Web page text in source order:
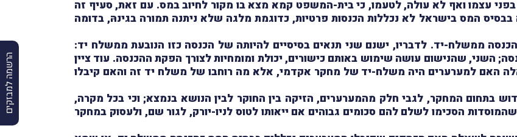
הרשמה למבזקים
עצמו ואף לא עולה, לטעמו, כי בית-המשפט קמא מצא בו מקור לחיוב במס. עם זאת, סעיף זה
המס בישראל לא נכללות הכנסות פרטיות, כדוגמת מלגה שלא ניתנה תמורה בגינהּ, בדומה
ממשלח-יד. לדבריו, ישנם שני תנאים בסיסיים להיותה של הכנסה כזו הנובעת ממשלח יד:
השני, שהנישום עושה שימוש באותם כישורים, יכולת ומומחיות לצורך הפקת ההכנסה. עוד ציין
האם למערערים היה משלח-יד של מחקר אקדמי, אלא מה רוחבו של משלח יד זה והאם קיבלו
בתחום המחקר, לגבי חלק מהמערערים, הזיקה בין החוקר לבין הנושא בנמצא; וכי בכל מקרה,
הסכימו לשלם להם סכומים גבוהים אם ייאותו לטוס לניו-יורק, לגור שם, ולעסוק במחקר